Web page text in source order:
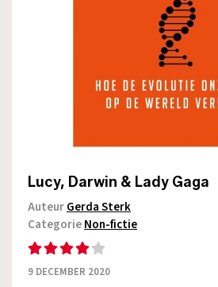
Lucy, Darwin & Lady Gaga
AuteurGerda Sterk
CategorieNon-fictie
9 DECEMBER 2020